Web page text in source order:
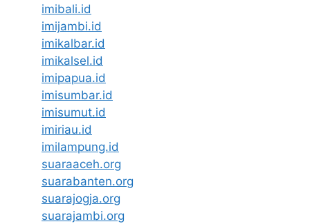
imibali.id
imijambi.id
imikalbar.id
imikalsel.id
imipapua.id
imisumbar.id
imisumut.id
imiriau.id
imilampung.id
suaraaceh.org
suarabanten.org
suarajogja.org
suarajambi.org